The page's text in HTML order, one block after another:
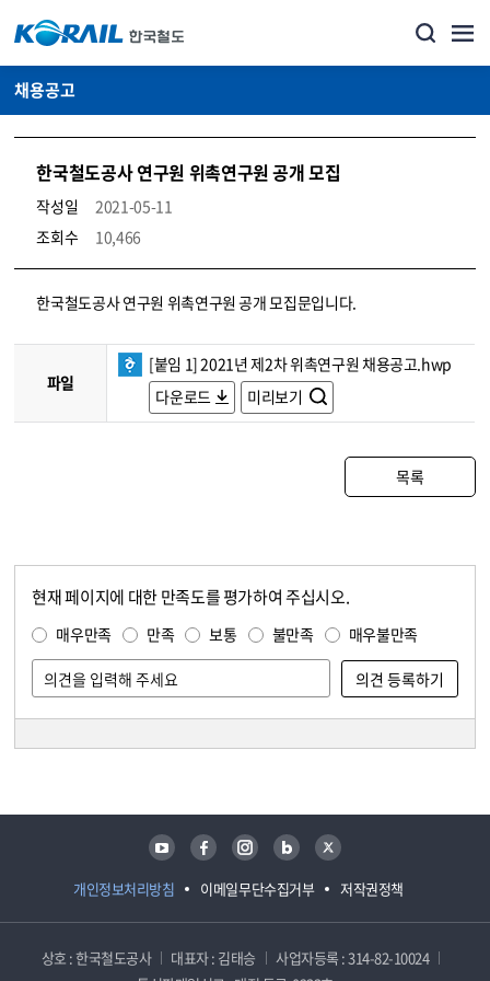
채용공고
한국철도공사 연구원 위촉연구원 공개 모집
작성일
2021-05-11
조회수
10,466
코레일소개_경영공시_채용공고 상세보기 – 내용, 파일, 담당자 연락처로 구성
한국철도공사 연구원 위촉연구원 공개 모집문입니다.
파일
[붙임 1] 2021년 제2차 위촉연구원 채용공고.hwp
다운로드
미리보기
목록
현재 페이지에 대한 만족도를 평가하여 주십시오.
매우만족 만족 보통 불만족 매우불만족
개인정보처리방침 이메일무단수집거부 저작권정책
유튜브 페이스북 인스타그램 블로그 트위터
상호 : 한국철도공사 대표자 : 김태승
사업자등록 : 314-82-10024